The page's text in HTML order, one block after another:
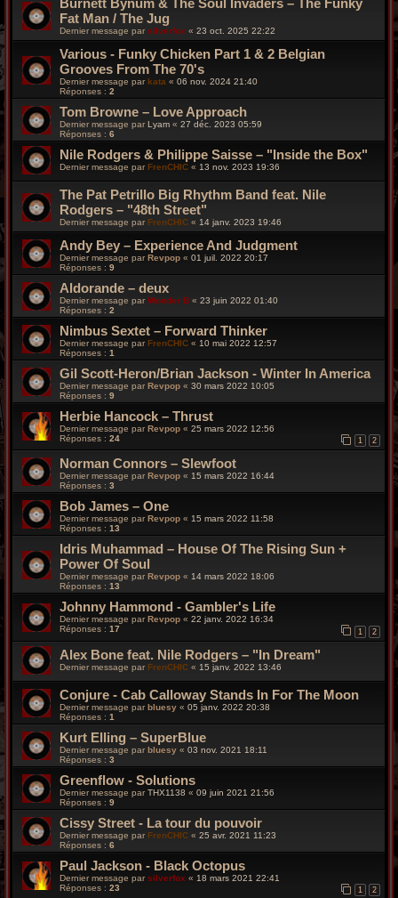
Fat Man / The Jug
Dernier message par silverfox « 23 oct. 2025 22:22
Various ‎- Funky Chicken Part 1 & 2 Belgian
Grooves From The 70's
Dernier message par kata « 06 nov. 2024 21:40
Réponses : 2
Tom Browne – Love Approach
Dernier message par Lyam « 27 déc. 2023 05:59
Réponses : 6
Nile Rodgers & Philippe Saisse – "Inside the Box"
Dernier message parFrenCHIC « 13 nov. 2023 19:36
The Pat Petrillo Big Rhythm Band feat. Nile
Rodgers – "48th Street"
Dernier message par FrenCHIC « 14 janv. 2023 19:46
Andy Bey – Experience And Judgment
Dernier message parRevpop « 01 juil. 2022 20:17
Réponses : 9
Aldorande – deux
Dernier message par Wonder B « 23 juin 2022 01:40
Réponses : 2
Nimbus Sextet – Forward Thinker
Dernier message parFrenCHIC « 10 mai 2022 12:57
Réponses : 1
Gil Scott-Heron/Brian Jackson - Winter In America
Dernier message par Revpop « 30 mars 2022 10:05
Réponses : 9
Herbie Hancock – Thrust
Dernier message parRevpop « 25 mars 2022 12:56
Réponses : 24 1 2
Norman Connors – Slewfoot
Dernier message par Revpop « 15 mars 2022 16:44
Réponses : 3
Bob James – One
Dernier message parRevpop « 15 mars 2022 11:58
Réponses : 13
Idris Muhammad – House Of The Rising Sun +
Power Of Soul
Dernier message par Revpop « 14 mars 2022 18:06
Réponses : 13
Johnny Hammond - Gambler's Life
Dernier message parRevpop « 22 janv. 2022 16:34
Réponses : 17 1 2
Alex Bone feat. Nile Rodgers – "In Dream"
Dernier message par FrenCHIC « 15 janv. 2022 13:46
Conjure - Cab Calloway Stands In For The Moon
Dernier message parbluesy « 05 janv. 2022 20:38
Réponses : 1
Kurt Elling – SuperBlue
Dernier message par bluesy « 03 nov. 2021 18:11
Réponses : 3
Greenflow - Solutions
Dernier message parTHX1138 « 09 juin 2021 21:56
Réponses : 9
Cissy Street - La tour du pouvoir
Dernier message par FrenCHIC « 25 avr. 2021 11:23
Réponses : 6
Paul Jackson - Black Octopus
Dernier message parsilverfox « 18 mars 2021 22:41
Réponses : 23 1 2